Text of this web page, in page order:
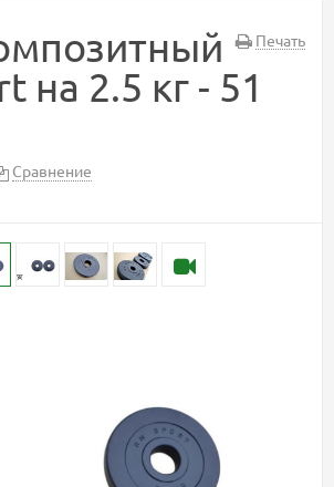
Печать
на 2.5 кг - 51
Сравнение